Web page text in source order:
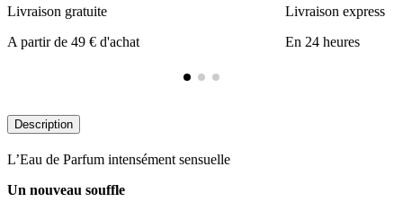
Livraison gratuite
A partir de 49 € d'achat
Livraison express
En 24 heures
Description
L’Eau de Parfum intensément sensuelle
Un nouveau souffle